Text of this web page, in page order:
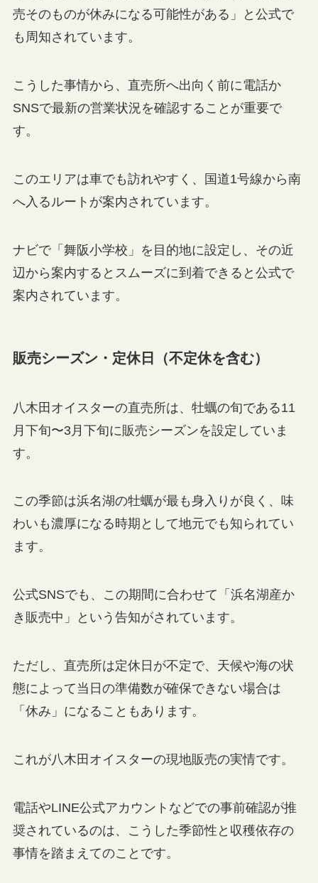
売そのものが休みになる可能性がある」と公式で
も周知されています。
こうした事情から、直売所へ出向く前に電話か
SNSで最新の営業状況を確認することが重要で
す。
このエリアは車でも訪れやすく、国道1号線から南
へ入るルートが案内されています。
ナビで「舞阪小学校」を目的地に設定し、その近
辺から案内するとスムーズに到着できると公式で
案内されています。
販売シーズン・定休日（不定休を含む）
八木田オイスターの直売所は、牡蠣の旬である11
月下旬〜3月下旬に販売シーズンを設定していま
す。
この季節は浜名湖の牡蠣が最も身入りが良く、味
わいも濃厚になる時期として地元でも知られてい
ます。
公式SNSでも、この期間に合わせて「浜名湖産か
き販売中」という告知がされています。
ただし、直売所は定休日が不定で、天候や海の状
態によって当日の準備数が確保できない場合は
「休み」になることもあります。
これが八木田オイスターの現地販売の実情です。
電話やLINE公式アカウントなどでの事前確認が推
奨されているのは、こうした季節性と収穫依存の
事情を踏まえてのことです。